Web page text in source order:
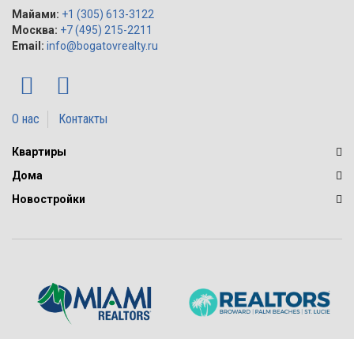
Майами: +1 (305) 613-3122
Москва: +7 (495) 215-2211
Email: info@bogatovrealty.ru
О нас Контакты
Квартиры
Дома
Новостройки